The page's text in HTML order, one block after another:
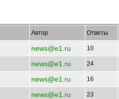
Автор Ответы
news@e1.ru 10
news@e1.ru 24
news@e1.ru 16
news@e1.ru 23